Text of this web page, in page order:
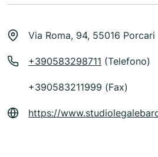
Via Roma, 94, 55016 Porcari
+390583298711 (Telefono)
+390583211999 (Fax)
https://